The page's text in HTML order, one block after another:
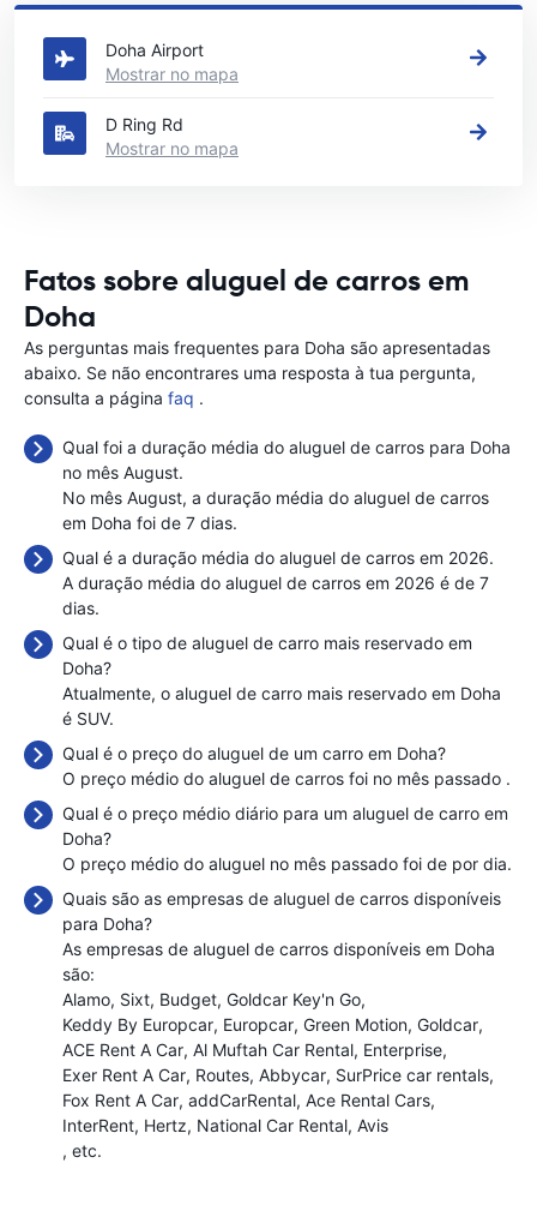
Veja nossos principais locais de aluguel de carros em Doha
Doha Airport
Mostrar no mapa
D Ring Rd
Mostrar no mapa
Fatos sobre aluguel de carros em
Doha
As perguntas mais frequentes para Doha são apresentadas
abaixo. Se não encontrares uma resposta à tua pergunta,
consulta a página faq .
Qual foi a duração média do aluguel de carros para Doha
no mês August.
No mês August, a duração média do aluguel de carros
em Doha foi de 7 dias.
Qual é a duração média do aluguel de carros em 2026.
A duração média do aluguel de carros em 2026 é de 7
dias.
Qual é o tipo de aluguel de carro mais reservado em
Doha?
Atualmente, o aluguel de carro mais reservado em Doha
é SUV.
Qual é o preço do aluguel de um carro em Doha?
O preço médio do aluguel de carros foi no mês passado .
Qual é o preço médio diário para um aluguel de carro em
Doha?
O preço médio do aluguel no mês passado foi de por dia.
Quais são as empresas de aluguel de carros disponíveis
para Doha?
As empresas de aluguel de carros disponíveis em Doha
são:
Alamo Sixt Budget Goldcar Key'n Go
Keddy By Europcar Europcar Green Motion Goldcar
ACE Rent A Car Al Muftah Car Rental Enterprise
Exer Rent A Car Routes Abbycar SurPrice car rentals
Fox Rent A Car addCarRental Ace Rental Cars
InterRent Hertz National Car Rental Avis
, etc.